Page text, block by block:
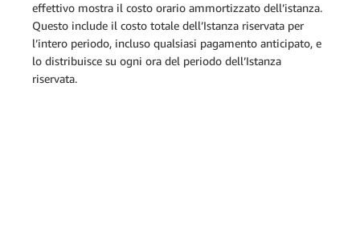
effettivo mostra il costo orario ammortizzato dell’istanza.
Questo include il costo totale dell’Istanza riservata per
l’intero periodo, incluso qualsiasi pagamento anticipato, e
lo distribuisce su ogni ora del periodo dell’Istanza
riservata.